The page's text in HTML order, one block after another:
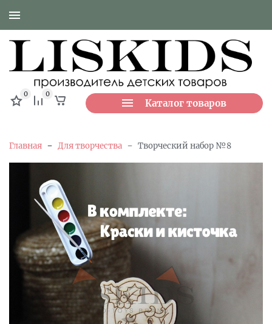
Каталог товаров
0 0
Главная - Для творчества - Творческий набор №8